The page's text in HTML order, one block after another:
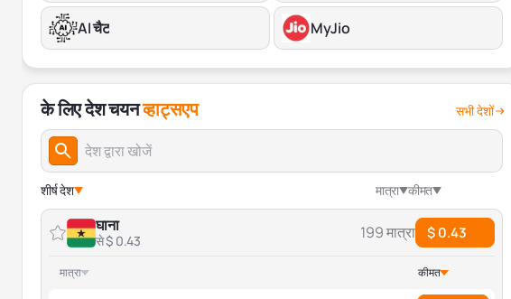
AI चैट MyJio
के लिए देश चयनव्हाट्सएप सभी देशों
शीर्ष देश मात्रा कीमत
घाना
से $ 0.43 199 मात्रा $ 0.43
मात्रा कीमत